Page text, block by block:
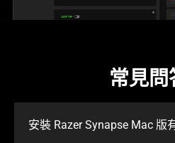
常見
安裝 Razer Synapse Mac 版